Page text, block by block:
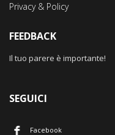
Privacy & Policy
FEEDBACK
Il tuo parere è importante!
SEGUICI
Facebook